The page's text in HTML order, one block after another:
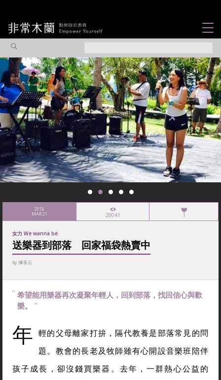
觀點專欄
焦點企劃
社會企業
認識我們
2016
MAR 21 20041 1
女力 We wanna be
送樂器到部落 回家福袋熱賣中
by 陳苓云
希望能用樂器再次凝聚年輕人，回到部落，找回信心與歡
樂。
年 輕的父母離家打拚，隔代教養是部落常見的問
題。教會的長老及牧師雖有心開設音樂班陪伴
孩子成長，卻沒錢買樂器。去年，一群熱心公益的